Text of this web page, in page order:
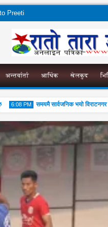
Preeti
अन्तर्वार्ता आर्थिक खेलकुद
6:08 PM
04 Aug
2026
समयमै सार्वजनिक भयो विराटनगर